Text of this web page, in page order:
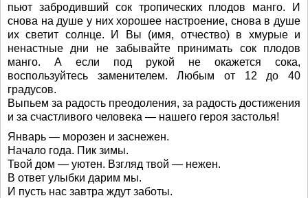
пьют забродивший сок тропических плодов манго. И
снова на душе у них хорошее настроение, снова в душе
их светит солнце. И Вы (имя, отчество) в хмурые и
ненастные дни не забывайте принимать сок плодов
манго. А если под рукой не окажется сока,
воспользуйтесь заменителем. Любым от 12 до 40
градусов.
Выпьем за радость преодоления, за радость достижения
и за счастливого человека — нашего героя застолья!
Январь — морозен и заснежен.
Начало года. Пик зимы.
Твой дом — уютен. Взгляд твой — нежен.
В ответ улыбки дарим мы.
И пусть нас завтра ждут заботы.